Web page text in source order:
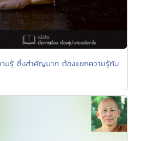
ามรู้ ซึ่งสำคัญมาก ต้องแยกความรู้กับ